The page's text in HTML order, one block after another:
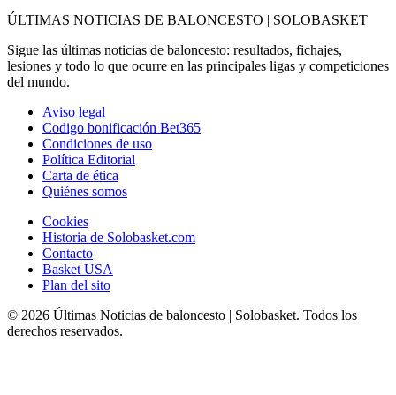
ÚLTIMAS NOTICIAS DE BALONCESTO | SOLOBASKET
Sigue las últimas noticias de baloncesto: resultados, fichajes,
lesiones y todo lo que ocurre en las principales ligas y competiciones
del mundo.
Aviso legal
Codigo bonificación Bet365
Condiciones de uso
Política Editorial
Carta de ética
Quiénes somos
Cookies
Historia de Solobasket.com
Contacto
Basket USA
Plan del sito
© 2026 Últimas Noticias de baloncesto | Solobasket. Todos los
derechos reservados.